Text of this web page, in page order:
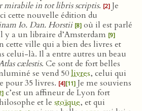
in tot libris scriptis. [2] Je
cette nouvelle édition du
Io. Dan. Horstii [8] où il est parlé
y a un libraire d’Amsterdam [9]
cette ville qui a bien des livres et
celui-là. Il a entre autres un beau
cælestis. Ce sont de fort belles
se vend 50livres, celui qui
pour 35 livres. [4][11] Je me souviens
c’est un affineur de Lyon fort
et le stoïque, et qui